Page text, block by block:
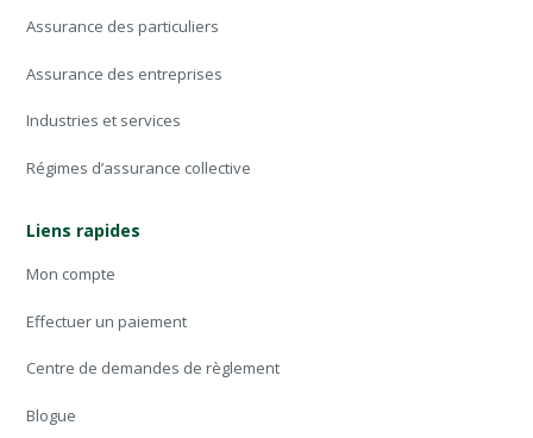
Assurance des particuliers
Assurance des entreprises
Industries et services
Régimes d’assurance collective
Liens rapides
Mon compte
Effectuer un paiement
Centre de demandes de règlement
Blogue